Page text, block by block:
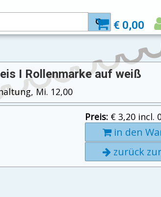
€ 0,00
I Rollenmarke auf weiß
Mi. 12,00
Preis: € 3,20 incl.
in den
zurück